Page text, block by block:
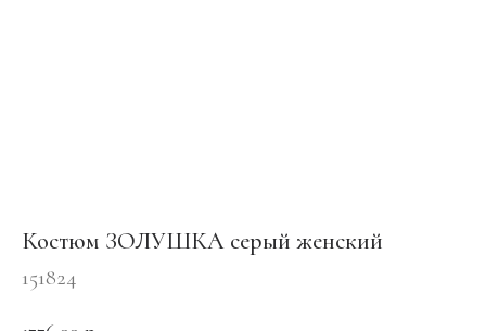
Костюм ЗОЛУШКА серый женский
151824